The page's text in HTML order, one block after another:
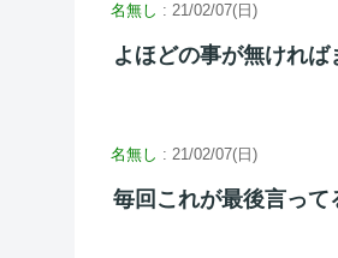
名無し : 21/02/07(日)
よほどの事が無けれ
名無し : 21/02/07(日)
毎回これが最後言って